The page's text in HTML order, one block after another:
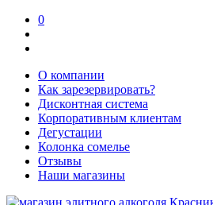
0
О компании
Как зарезервировать?
Дисконтная система
Корпоративным клиентам
Дегустации
Колонка сомелье
Отзывы
Наши магазины